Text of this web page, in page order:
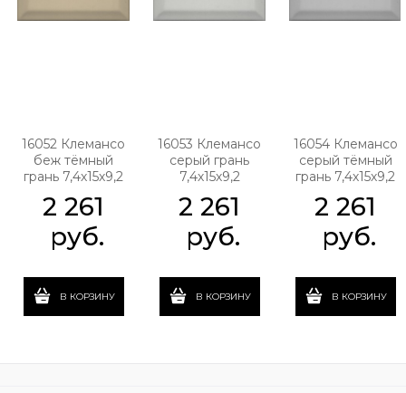
16052 Клемансо
беж тёмный
грань 7,4х15х9,2
2 261
руб.
В КОРЗИНУ
16053 Клемансо
серый грань
7,4х15х9,2
2 261
руб.
В КОРЗИНУ
16054 Клемансо
серый тёмный
грань 7,4х15х9,2
2 261
руб.
В КОРЗИНУ